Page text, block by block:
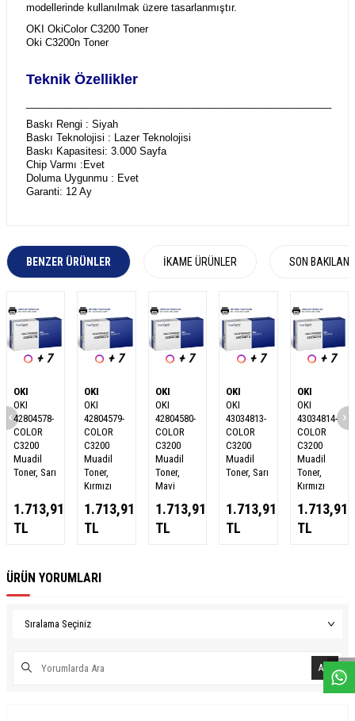
WhasappDeseHatt
modellerinde kullanılmak üzere tasarlanmıştır.
OKI OkiColor C3200 Toner
Oki C3200n Toner
Teknik Özellikler
Baskı Rengi : Siyah
Baskı Teknolojisi : Lazer Teknolojisi
Baskı Kapasitesi: 3.000 Sayfa
Chip Varmı :Evet
Doluma Uygunmu : Evet
Garanti: 12 Ay
BENZER ÜRÜNLER İKAME ÜRÜNLER SON
+ 7
OKI
OKI
42804578-
COLOR
C3200
Muadil
Toner, Sarı
1.713,91
TL
+ 7
OKI
OKI
42804579-
COLOR
C3200
Muadil
Toner,
Kırmızı
1.713,91
TL
+ 7
OKI
OKI
42804580-
COLOR
C3200
Muadil
Toner,
Mavi
1.713,91
TL
+ 7
OKI
OKI
43034813-
COLOR
C3200
Muadil
Toner, Sarı
1.713,91
TL
+ 7
OKI
OKI
43034814-
COLOR
C3200
Muadil
Toner,
Kırmızı
1.713,91
TL
ÜRÜN YORUMLARI
Ara